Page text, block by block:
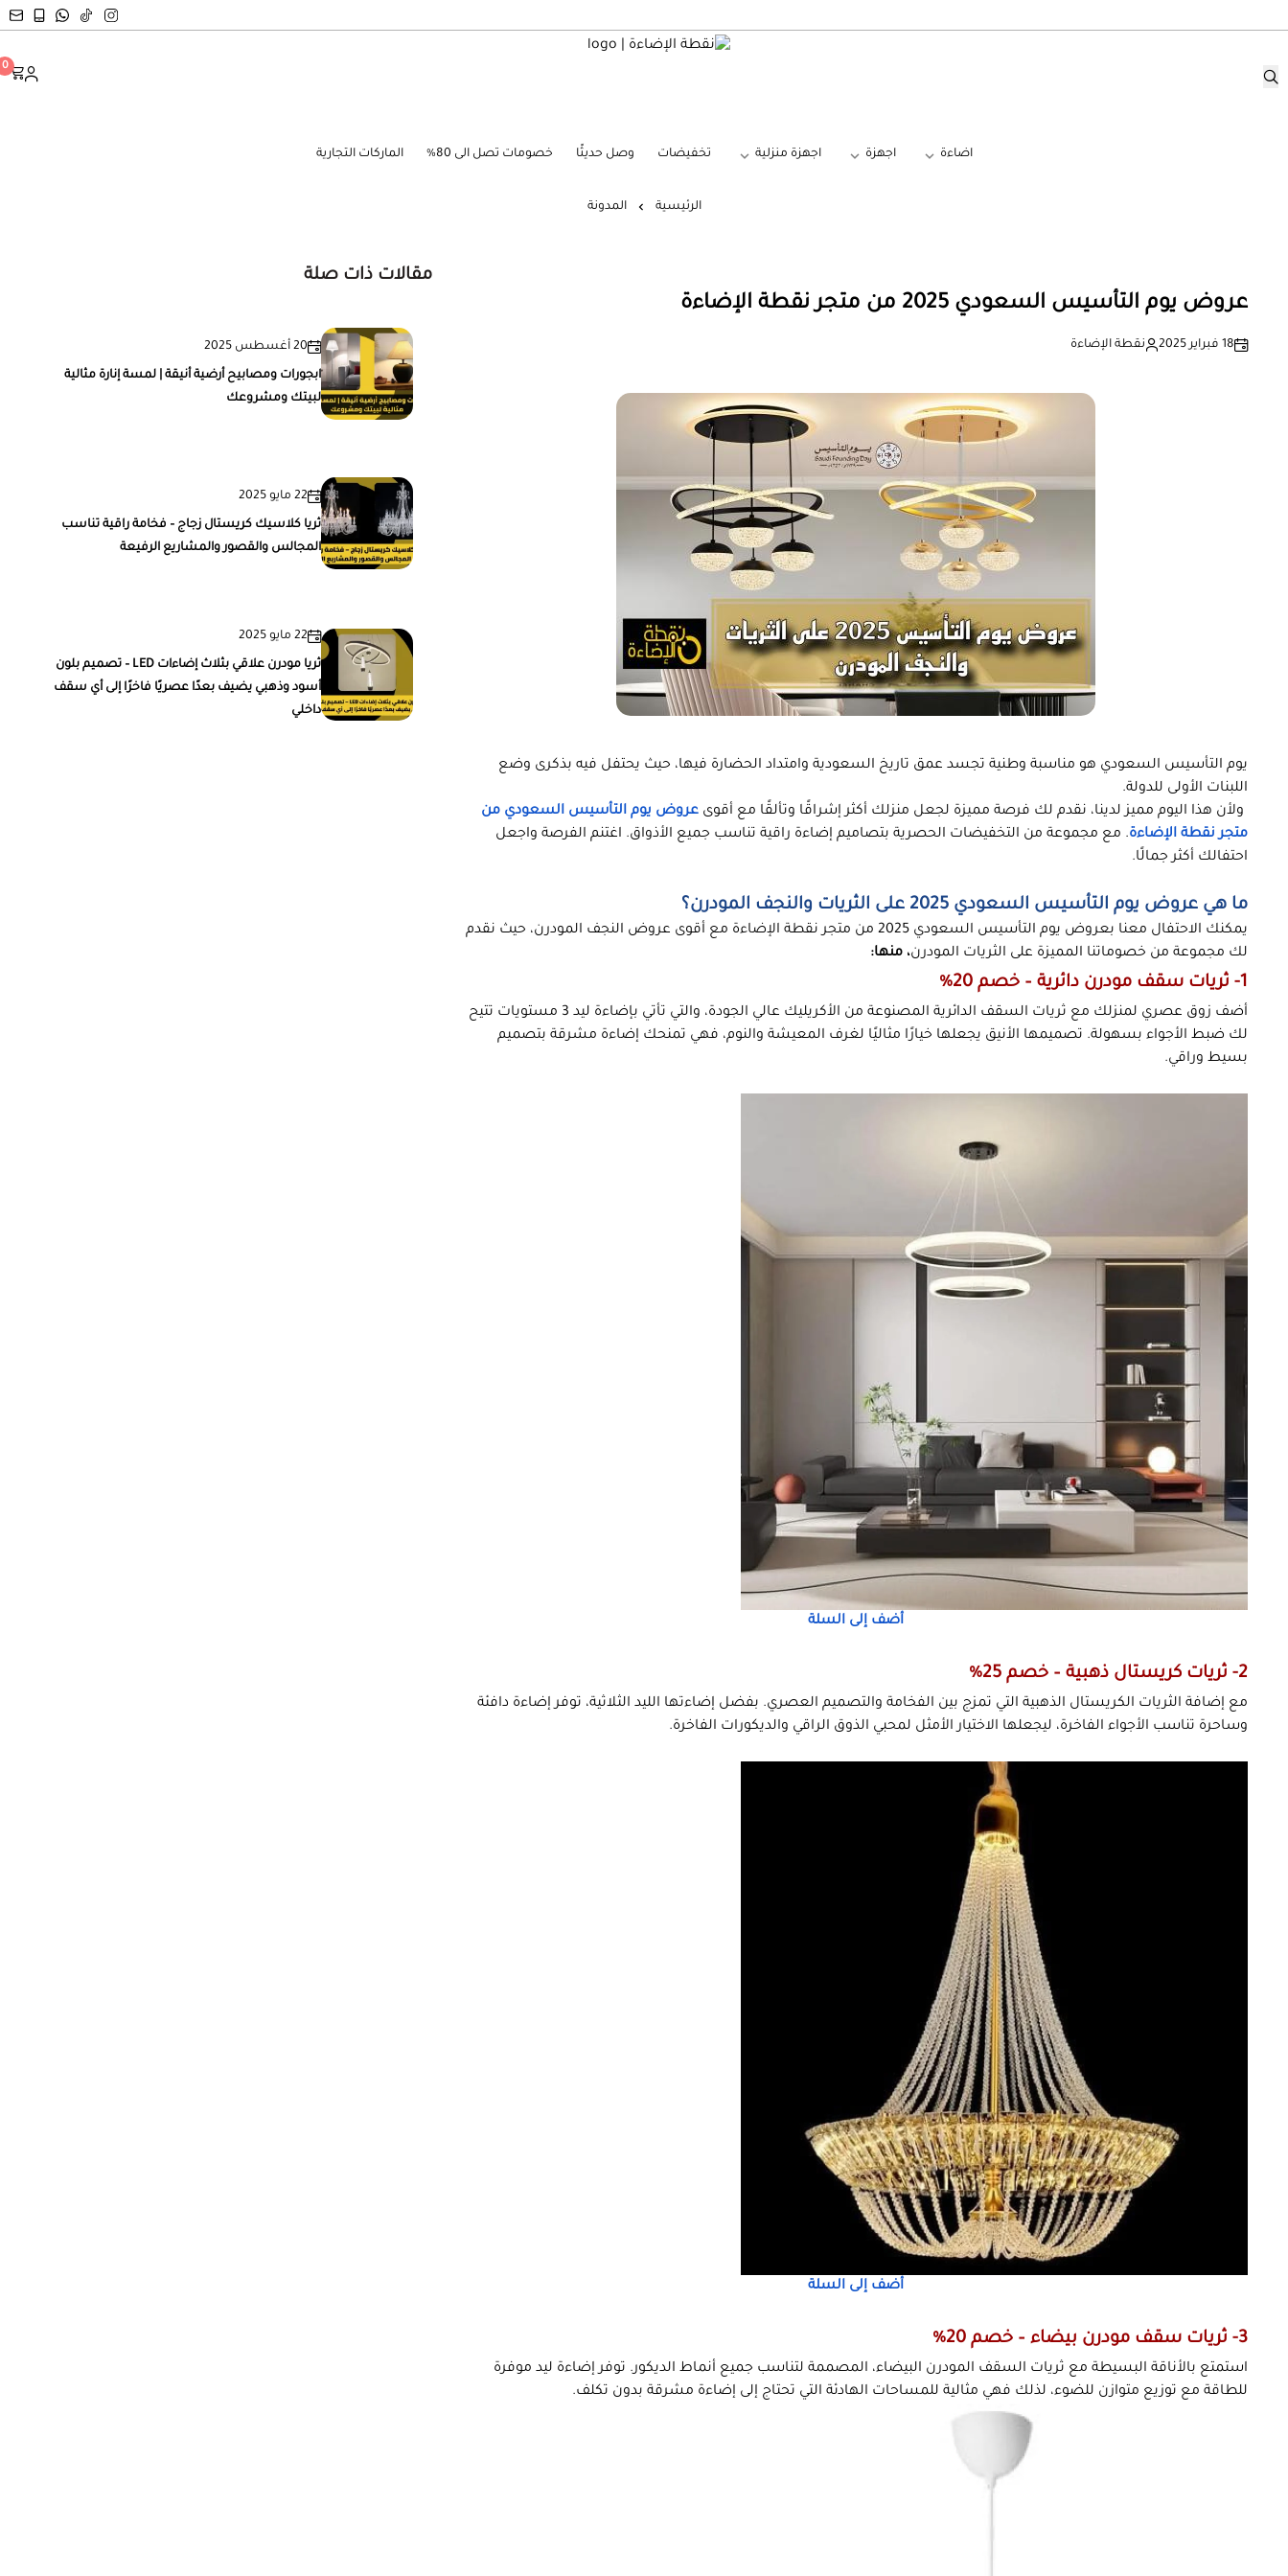
نقطة الإضاءة
0
اضاءة اجهزة اجهزة منزلية تخفيضات وصل حديثًا خصومات تصل الى 80% الماركات التجارية
الرئيسية المدونة
عروض يوم التأسيس السعودي 2025 من متجر نقطة الإضاءة
18 فبراير 2025 نقطة الإضاءة
يوم التأسيس السعودي هو مناسبة وطنية تجسد عمق تاريخ السعودية وامتداد الحضارة فيها، حيث يحتفل فيه بذكرى وضع
اللبنات الأولى للدولة.
ولأن هذا اليوم مميز لدينا، نقدم لك فرصة مميزة لجعل منزلك أكثر إشراقًا وتألقًا مع أقوى عروض يوم التأسيس السعودي من
متجر نقطة الإضاءة. مع مجموعة من التخفيضات الحصرية بتصاميم إضاءة راقية تناسب جميع الأذواق. اغتنم الفرصة واجعل
احتفالك أكثر جمالًا.
ما هي عروض يوم التأسيس السعودي 2025 على الثريات والنجف المودرن؟
يمكنك الاحتفال معنا بعروض يوم التأسيس السعودي 2025 من متجر نقطة الإضاءة مع أقوى عروض النجف المودرن، حيث نقدم
لك مجموعة من خصوماتنا المميزة على الثريات المودرن، منها:
1- ثريات سقف مودرن دائرية – خصم 20%
أضف زوق عصري لمنزلك مع ثريات السقف الدائرية المصنوعة من الأكريليك عالي الجودة، والتي تأتي بإضاءة ليد 3 مستويات تتيح
لك ضبط الأجواء بسهولة. تصميمها الأنيق يجعلها خيارًا مثاليًا لغرف المعيشة والنوم، فهي تمنحك إضاءة مشرقة بتصميم
بسيط وراقي.
أضف إلى السلة
2- ثريات كريستال ذهبية – خصم 25%
مع إضافة الثريات الكريستال الذهبية التي تمزج بين الفخامة والتصميم العصري. بفضل إضاءتها الليد الثلاثية، توفر إضاءة دافئة
وساحرة تناسب الأجواء الفاخرة، ليجعلها الاختيار الأمثل لمحبي الذوق الراقي والديكورات الفاخرة.
أضف إلى السلة
3- ثريات سقف مودرن بيضاء – خصم 20%
استمتع بالأناقة البسيطة مع ثريات السقف المودرن البيضاء، المصممة لتناسب جميع أنماط الديكور. توفر إضاءة ليد موفرة
للطاقة مع توزيع متوازن للضوء، لذلك فهي مثالية للمساحات الهادئة التي تحتاج إلى إضاءة مشرقة بدون تكلف.
مقالات ذات صلة
20 أغسطس 2025
ابجورات ومصابيح أرضية أنيقة | لمسة إنارة مثالية
لبيتك ومشروعك
22 مايو 2025
ثريا كلاسيك كريستال زجاج – فخامة راقية تناسب
المجالس والقصور والمشاريع الرفيعة
22 مايو 2025
ثريا مودرن علاقي بثلاث إضاءات LED – تصميم بلون
أسود وذهبي يضيف بعدًا عصريًا فاخرًا إلى أي سقف
داخلي